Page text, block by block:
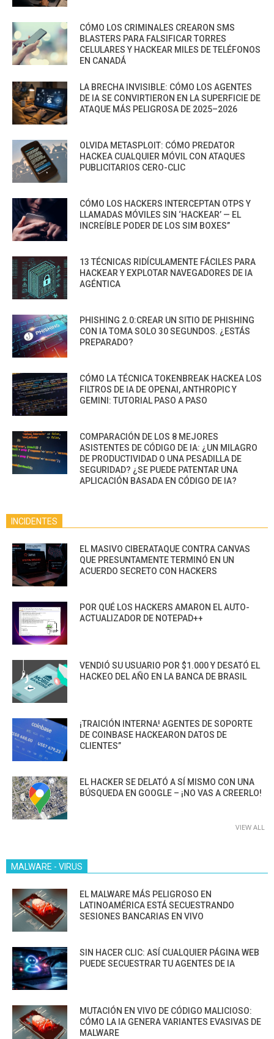
CÓMO LOS CRIMINALES CREARON SMS
BLASTERS PARA FALSIFICAR TORRES
CELULARES Y HACKEAR MILES DE TELÉFONOS
EN CANADÁ
LA BRECHA INVISIBLE: CÓMO LOS AGENTES
DE IA SE CONVIRTIERON EN LA SUPERFICIE DE
ATAQUE MÁS PELIGROSA DE 2025–2026
OLVIDA METASPLOIT: CÓMO PREDATOR
HACKEA CUALQUIER MÓVIL CON ATAQUES
PUBLICITARIOS CERO-CLIC
CÓMO LOS HACKERS INTERCEPTAN OTPS Y
LLAMADAS MÓVILES SIN ‘HACKEAR’ — EL
INCREÍBLE PODER DE LOS SIM BOXES”
13 TÉCNICAS RIDÍCULAMENTE FÁCILES PARA
HACKEAR Y EXPLOTAR NAVEGADORES DE IA
AGÉNTICA
PHISHING 2.0:CREAR UN SITIO DE PHISHING
CON IA TOMA SOLO 30 SEGUNDOS. ¿ESTÁS
PREPARADO?
CÓMO LA TÉCNICA TOKENBREAK HACKEA LOS
FILTROS DE IA DE OPENAI, ANTHROPIC Y
GEMINI: TUTORIAL PASO A PASO
COMPARACIÓN DE LOS 8 MEJORES
ASISTENTES DE CÓDIGO DE IA: ¿UN MILAGRO
DE PRODUCTIVIDAD O UNA PESADILLA DE
SEGURIDAD? ¿SE PUEDE PATENTAR UNA
APLICACIÓN BASADA EN CÓDIGO DE IA?
INCIDENTES
EL MASIVO CIBERATAQUE CONTRA CANVAS
QUE PRESUNTAMENTE TERMINÓ EN UN
ACUERDO SECRETO CON HACKERS
POR QUÉ LOS HACKERS AMARON EL AUTO-
ACTUALIZADOR DE NOTEPAD++
VENDIÓ SU USUARIO POR $1.000 Y DESATÓ EL
HACKEO DEL AÑO EN LA BANCA DE BRASIL
¡TRAICIÓN INTERNA! AGENTES DE SOPORTE
DE COINBASE HACKEARON DATOS DE
CLIENTES”
EL HACKER SE DELATÓ A SÍ MISMO CON UNA
BÚSQUEDA EN GOOGLE – ¡NO VAS A CREERLO!
VIEW ALL
MALWARE - VIRUS
EL MALWARE MÁS PELIGROSO EN
LATINOAMÉRICA ESTÁ SECUESTRANDO
SESIONES BANCARIAS EN VIVO
SIN HACER CLIC: ASÍ CUALQUIER PÁGINA WEB
PUEDE SECUESTRAR TU AGENTES DE IA
MUTACIÓN EN VIVO DE CÓDIGO MALICIOSO:
CÓMO LA IA GENERA VARIANTES EVASIVAS DE
MALWARE